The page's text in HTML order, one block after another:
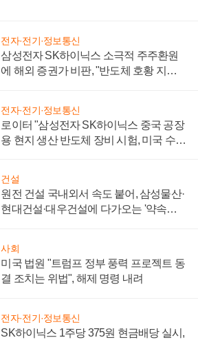
전자·전기·정보통신
삼성전자 SK하이닉스 소극적 주주환원
에 해외 증권가 비판, "반도체 호황 지속
전자·전기·정보통신
로이터 "삼성전자 SK하이닉스 중국 공장
용 현지 생산 반도체 장비 시험, 미국 수출
건설
원전 건설 국내외서 속도 붙어, 삼성물산·
현대건설·대우건설에 다가오는 '약속의
사회
미국 법원 "트럼프 정부 풍력 프로젝트 동
결 조치는 위법", 해제 명령 내려
전자·전기·정보통신
SK하이닉스 1주당 375원 현금배당 실시,